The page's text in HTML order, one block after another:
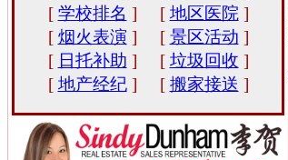
[ 学校排名 ] [ 地区医院]
[ 烟火表演 ] [ 景区活动 ]
[ 日托补助 ] [ 垃圾回收 ]
[ 地产经纪] [ 搬家接送 ]